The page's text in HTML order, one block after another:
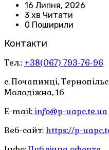
16 Липня, 2026
3 хв Читати
0 Поширили
Контакти
Тел.: +38(067) 793-76-96
с. Почапинці,
Молодіжна, 1б
E-mail: info@p-uapc.te.ua
Веб-сайт: https://p-